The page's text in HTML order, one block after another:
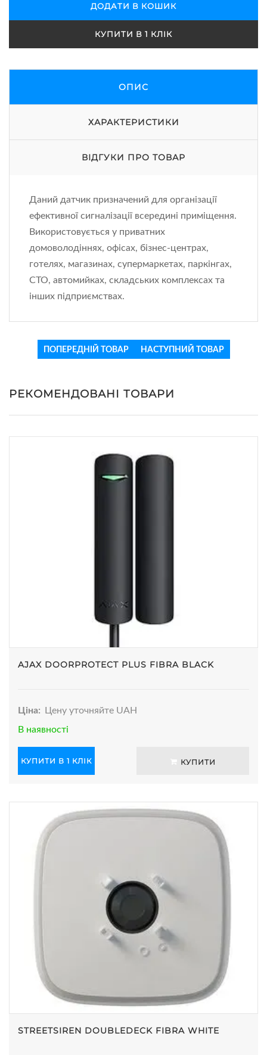
ДОДАТИ В КОШИК
КУПИТИ В 1 КЛІК
ОПИС
ХАРАКТЕРИСТИКИ
ВІДГУКИ ПРО ТОВАР
Даний датчик призначений для організації
ефективної сигналізації всередині приміщення.
Використовується у приватних
домоволодіннях, офісах, бізнес-центрах,
готелях, магазинах, супермаркетах, паркінгах,
СТО, автомийках, складських комплексах та
інших підприємствах.
ПОПЕРЕДНІЙ ТОВАР НАСТУПНИЙ ТОВАР
РЕКОМЕНДОВАНІ ТОВАРИ
AJAX DOORPROTECT PLUS FIBRA BLACK
Ціна:
Цену уточняйте UAH
В наявності
КУПИТИ В 1 КЛІК КУПИТИ
STREETSIREN DOUBLEDECK FIBRA WHITE